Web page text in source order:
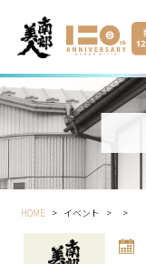
HOME > イベント > >